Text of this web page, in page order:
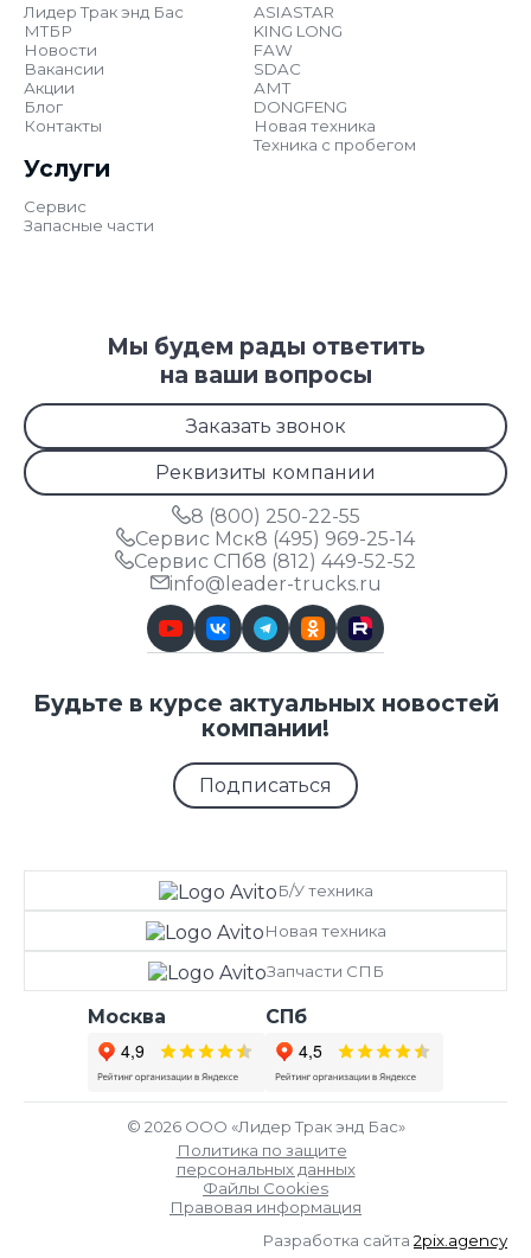
Лидер Трак энд Бас
МТБР
Новости
Вакансии
Акции
Блог
Контакты
ASIASTAR
KING LONG
FAW
SDAC
АМТ
DONGFENG
Новая техника
Техника с пробегом
Услуги
Сервис
Запасные части
Мы будем рады ответить
на ваши вопросы
Заказать звонок
Реквизиты компании
8 (800) 250-22-55
Сервис Мск8 (495) 969-25-14
Сервис СПб8 (812) 449-52-52
info@leader-trucks.ru
Будьте в курсе актуальных новостей
компании!
Подписаться
Б/У техника
Новая техника
Запчасти СПБ
Москва СПб
© 2026 ООО «Лидер Трак энд Бас»
Политика по защите
персональных данных
Файлы Cookies
Правовая информация
Разработка сайта 2pix.agency